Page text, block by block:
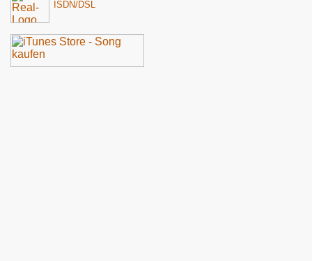
ISDN/DSL